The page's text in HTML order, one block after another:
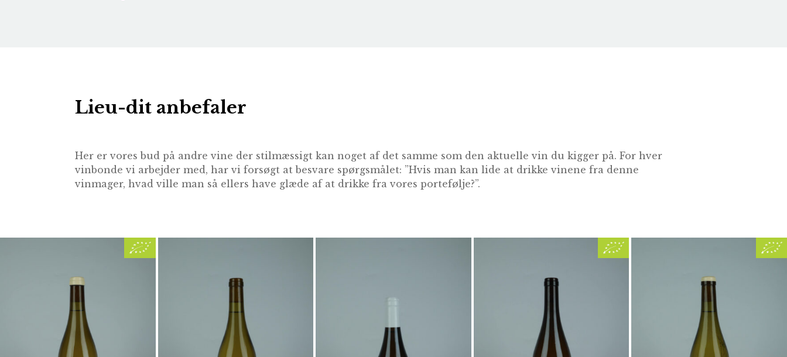
Lieu-dit anbefaler
Her er vores bud på andre vine der stilmæssigt kan noget af det samme som den aktuelle vin du kigger på. For hver
vinbonde vi arbejder med, har vi forsøgt at besvare spørgsmålet: ”Hvis man kan lide at drikke vinene fra denne
vinmager, hvad ville man så ellers have glæde af at drikke fra vores portefølje?”.